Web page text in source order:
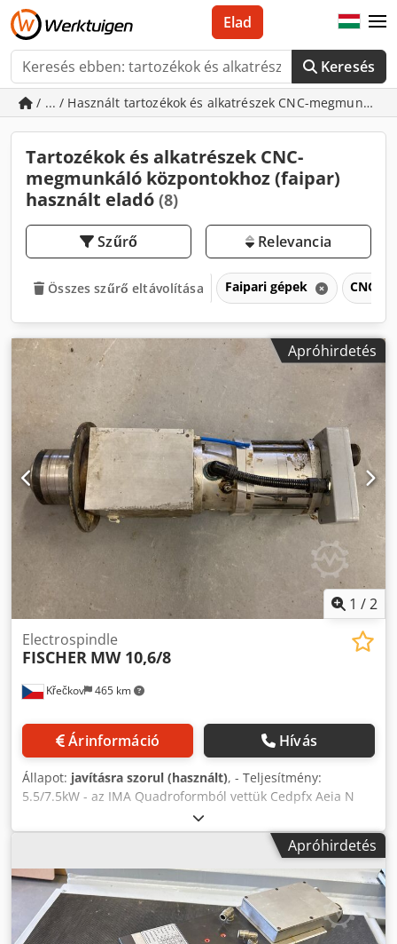
Keresés
Elad
/ ... / Használt tartozékok és alkatrészek CNC-megmunkáló
Tartozékok és alkatrészek CNC-
megmunkáló központokhoz (faipar)
használt eladó (8)
Szűrő Relevancia
Összes szűrő eltávolítása Faipari gépek CNC
Apróhirdetés
1 /2
Křečkov 465 km
Electrospindle
FISCHER MW 10,6/8
Árinformáció Hívás
Állapot: javításra szorul (használt), - Teljesítmény:
5.5/7.5kW - az IMA Quadroformból vettük Cedpfx Aeia N
Apróhirdetés